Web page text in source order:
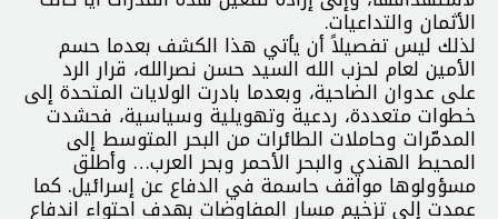
الأثمان والتداعيات.
لذلك ليس تفصيلاً أن يأتي هذا الكشف بعدما حسم
الأمين لعام لحزب الله السيد حسن نصرالله، قرار الرد
على عدوان الضاحية، وبعدما بادرت الولايات المتحدة إلى
خطوات متعددة، ردعية وتهويلية وسياسية، فحشدت
المدمّرات وحاملات الطائرات من البحر المتوسط إلى
المحيط الهندي والبحر الأحمر وبحر العرب… وأطلق
مسؤولوها مواقف حاسمة في الدفاع عن إسرائيل. كما
عمدت إلى تزخيم مسار المفاوضات بهدف احتواء اندفاع